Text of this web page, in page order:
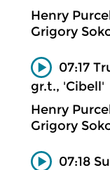
Henry
Grigory
07:17
gr.t., 'Cibell'
Henry
Grigory
07:18